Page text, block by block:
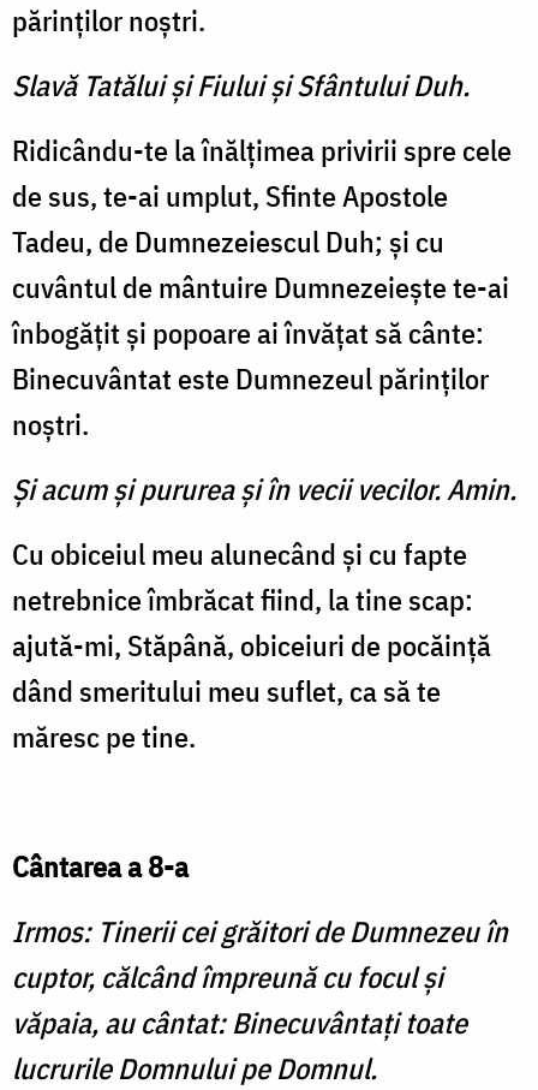
părinţilor noştri.
Slavă Tatălui şi Fiului şi Sfântului Duh.
Ridicându-te la înălţimea privirii spre cele
de sus, te-ai umplut, Sfinte Apostole
Tadeu, de Dumnezeiescul Duh; şi cu
cuvântul de mântuire Dumnezeieşte te-ai
înbogăţit şi popoare ai învăţat să cânte:
Binecuvântat este Dumnezeul părinţilor
noştri.
Şi acum şi pururea şi în vecii vecilor. Amin.
Cu obiceiul meu alunecând şi cu fapte
netrebnice îmbrăcat fiind, la tine scap:
ajută-mi, Stăpână, obiceiuri de pocăinţă
dând smeritului meu suflet, ca să te
măresc pe tine.
Cântarea a 8-a
Irmos: Tinerii cei grăitori de Dumnezeu în
cuptor, călcând împreună cu focul şi
văpaia, au cântat: Binecuvântaţi toate
lucrurile Domnului pe Domnul.